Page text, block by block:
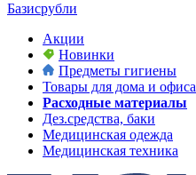
Базисрубли
Акции
Новинки
Предметы гигиены
Товары для дома и офиса
Расходные материалы
Дез.средства, баки
Медицинская одежда
Медицинская техника